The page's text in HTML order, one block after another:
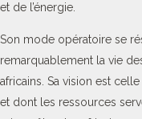
et de l’énergie.
Son mode opératoire se
remarquablement la vie
africains. Sa vision est
et dont les ressources